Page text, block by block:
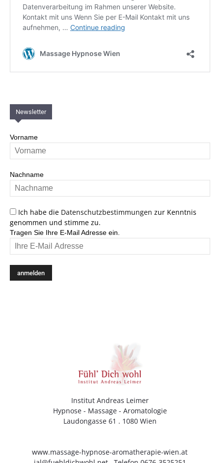
Newsletter
Vorname
Nachname
Ich habe die Datenschutzbestimmungen zur Kenntnis
genommen und stimme zu.
Tragen Sie Ihre E-Mail Adresse ein.
Institut Andreas Leimer
Hypnose - Massage - Aromatologie
Laudongasse 61 . 1080 Wien
www.massage-hypnose-aromatherapie-wien.at